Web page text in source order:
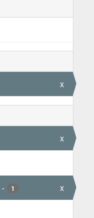
x
x
- 1 x